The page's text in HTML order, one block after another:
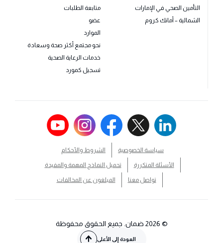
التأمين الصحي في الإمارات
الشمالية – أمانك كروم
متابعة الطلبات
عضو
الموارد
نحو مجتمع أكثر صحة وسعادة
خدمات الرعاية الصحية
تسجيل كمورد
سياسة الخصوصية الشروط والأحكام
الأسئلة المتكررة تحميل النماذج المهمة والمفيدة
تواصل معنا المبلغون عن المخالفات
© 2026 ضمان. جميع الحقوق محفوظة
العودة إلى الأعلى